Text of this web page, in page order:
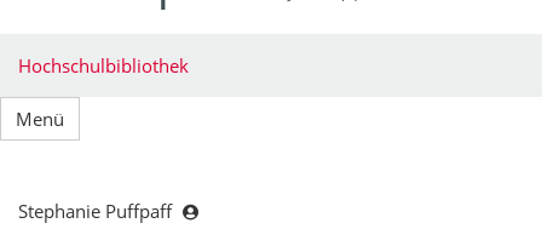
Hochschulbibliothek
Menü
Stephanie Puffpaff